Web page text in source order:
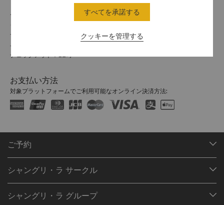
チェックイン / チェックアウト
シャングリ・ラでのご滞在をお楽しみください。
チェックイン/アウトの時間は以下のとおりです。
チェックイン：15時
チェックアウト：12時
お支払い方法
対象プラットフォームでご利用可能なオンライン決済方法:
ご予約
ご予約の検索
レストラン＆バー
シャングリ・ラ サークル
シャングリ・ラ サークルに入会
シャングリ・ラ グループ
クッキーを管理する
すべてを承諾する